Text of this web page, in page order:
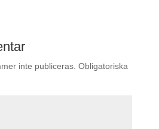
inte publiceras. Obligatoriska